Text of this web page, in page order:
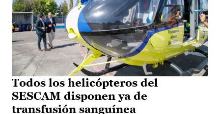
Todos los helicópteros del
SESCAM disponen ya de
transfusión sanguínea